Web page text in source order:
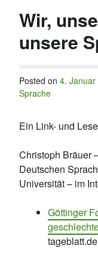
Wir,
unsere
Posted on 4. Januar
Sprache
Ein Link- und
Christoph Bräuer
Deutschen
Universität – im
Göttinger